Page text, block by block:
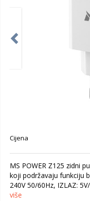
Cijena
MS POWER Z125 zidni
koji podržavaju funkciju
240V 50/60Hz, IZLAZ:
više